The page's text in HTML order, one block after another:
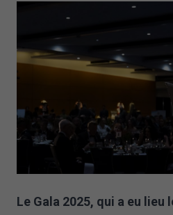
Le Gala 2025, qui a eu lieu